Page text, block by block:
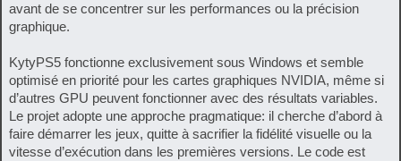
avant de se concentrer sur les performances ou la précision
graphique.
KytyPS5 fonctionne exclusivement sous Windows et semble
optimisé en priorité pour les cartes graphiques NVIDIA, même si
d’autres GPU peuvent fonctionner avec des résultats variables.
Le projet adopte une approche pragmatique: il cherche d’abord à
faire démarrer les jeux, quitte à sacrifier la fidélité visuelle ou la
vitesse d’exécution dans les premières versions. Le code est